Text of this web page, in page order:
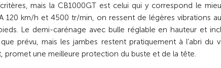
mais la CB1000GT est celui qui y correspond le
km/h et 4500 tr/min, on ressent de légères vibrations
Le demi-carénage avec bulle réglable en hauteur et
prévu, mais les jambes restent pratiquement à l’abri du
une meilleure protection du buste et de la tête.